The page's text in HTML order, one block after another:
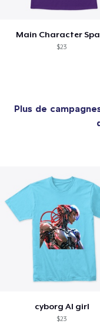
Main Character
$23
Plus de
cyborg AI girl
$23